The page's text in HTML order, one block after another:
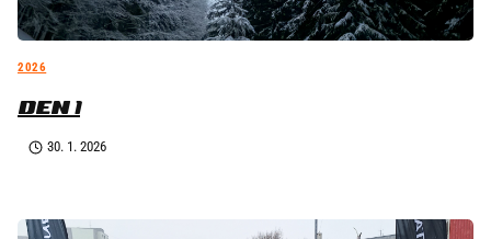
2026
DEN 1
30. 1. 2026